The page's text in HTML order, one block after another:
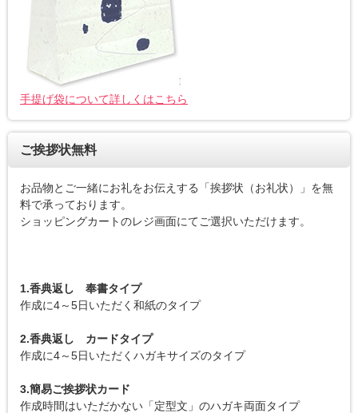
手提げ袋について詳しくはこちら
ご挨拶状無料
お品物とご一緒にお礼をお伝えする「挨拶状（お礼状）」を無
料で承っております。
ショッピングカートのレジ画面にてご選択いただけます。
1.香典返し 奉書タイプ
作成に4～5日いただく和紙のタイプ
2.香典返し カードタイプ
作成に4～5日いただくハガキサイズのタイプ
3.簡易ご挨拶状カード
作成時間はいただかない「定型文」のハガキ両面タイプ